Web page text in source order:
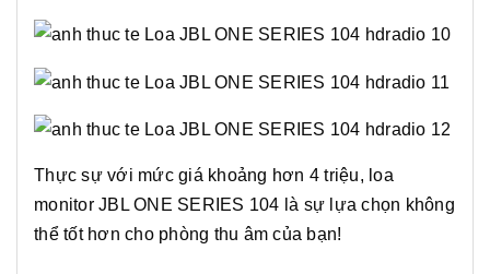
Thực sự với mức giá khoảng hơn 4 triệu, loa
monitor JBL ONE SERIES 104 là sự lựa chọn không
thể tốt hơn cho phòng thu âm của bạn!